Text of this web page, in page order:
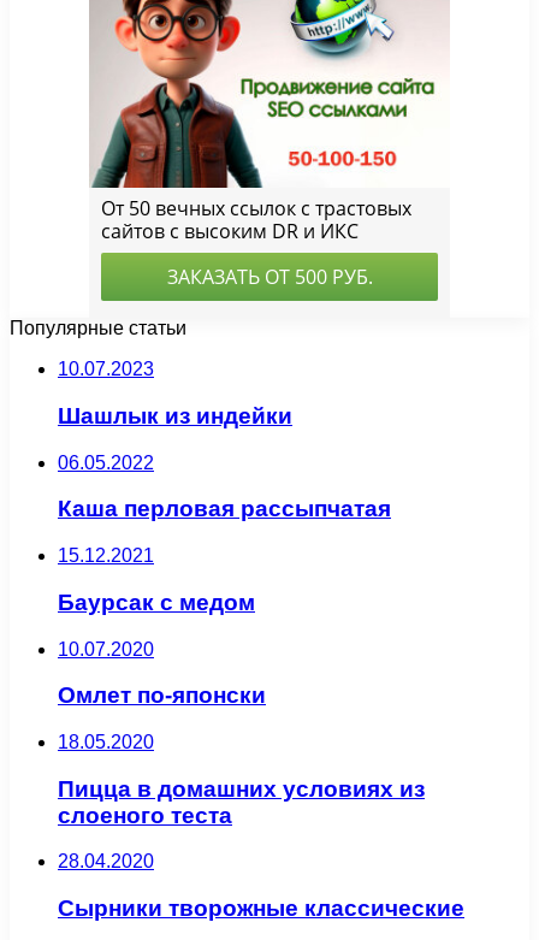
Популярные статьи
10.07.2023
Шашлык из индейки
06.05.2022
Каша перловая рассыпчатая
15.12.2021
Баурсак с медом
10.07.2020
Омлет по-японски
18.05.2020
Пицца в домашних условиях из
слоеного теста
28.04.2020
Сырники творожные классические